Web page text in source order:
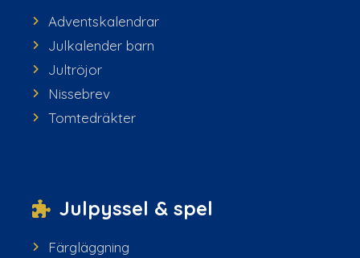
Adventskalendrar
Julkalender barn
Jultröjor
Nissebrev
Tomtedräkter
Julpyssel & spel
Färgläggning